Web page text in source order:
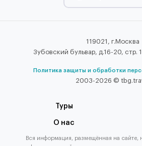
119021, г.Москва
Зубовский бульвар, д.16-20, стр.
Политика защиты и обработки
2003-2026 ©
Туры
О нас
Вся информация, размещённая на сайте,